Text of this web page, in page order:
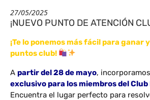
27/05/2025
¡NUEVO PUNTO DE ATENCIÓN
¡Te lo ponemos más fácil para ganar
puntos club!
A partir del 28 de mayo,
exclusivo para los miembros del
Encuentra el lugar perfecto para